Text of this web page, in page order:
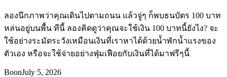
ลองนึกภาพว่าคุณเดินไปตามถนน แล้วจู่ๆ ก็พบธนบัตร 100 บาท
หล่นอยู่บนพื้น ทีนี้ ลองคิดดูว่าคุณจะใช้เงิน 100 บาทนี้ยังไง? จะ
ใช้อย่างระมัดระวังเหมือนเงินที่เราหาได้ด้วยน้ำพักน้ำแรงของ
ตัวเอง หรือจะใช้จ่ายอย่างฟุ่มเฟือยกับเงินที่ได้มาฟรีๆนี้
BoonJuly 5, 2026